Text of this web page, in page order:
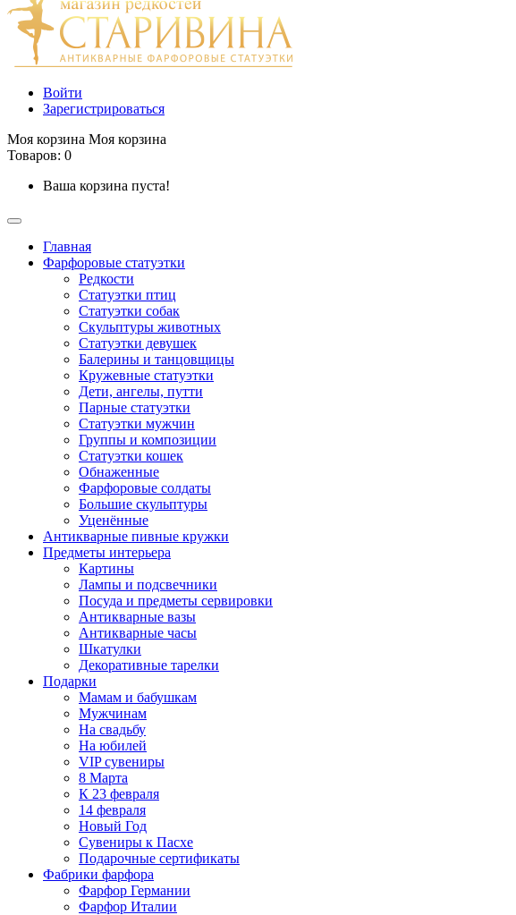
Войти
Зарегистрироваться
Моя корзина Моя корзина
Товаров: 0
Ваша корзина пуста!
Главная
Фарфоровые статуэтки
Редкости
Cтатуэтки птиц
Cтатуэтки собак
Скульптуры животных
Статуэтки девушек
Балерины и танцовщицы
Кружевные статуэтки
Дети, ангелы, путти
Парные статуэтки
Статуэтки мужчин
Группы и композиции
Статуэтки кошек
Обнаженные
Фарфоровые солдаты
Большие скульптуры
Уценённые
Антикварные пивные кружки
Предметы интерьера
Картины
Лампы и подсвечники
Посуда и предметы сервировки
Антикварные вазы
Антикварные часы
Шкатулки
Декоративные тарелки
Подарки
Мамам и бабушкам
Мужчинам
На свадьбу
На юбилей
VIP сувениры
8 Марта
К 23 февраля
14 февраля
Новый Год
Сувениры к Пасхе
Подарочные сертификаты
Фабрики фарфора
Фарфор Германии
Фарфор Италии